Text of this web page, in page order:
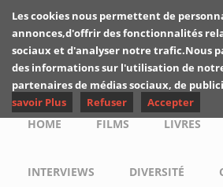
Skip to main content
Les
Main menu
HOME FILMS LIVRES
INTERVIEWS DIVERSITÉ
Les cookies nous permettent de
annonces,d'offrir des fonctionnalités
sociaux et d'analyser notre trafic.Nous
des informations sur l'utilisation de
partenaires de médias sociaux, de
savoir Plus
Refuser Accepter